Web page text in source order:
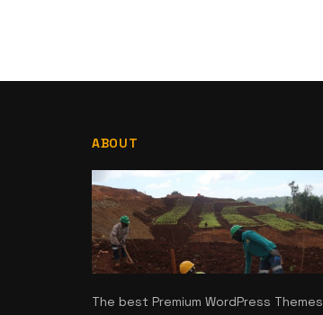
ABOUT
The best Premium WordPress Themes